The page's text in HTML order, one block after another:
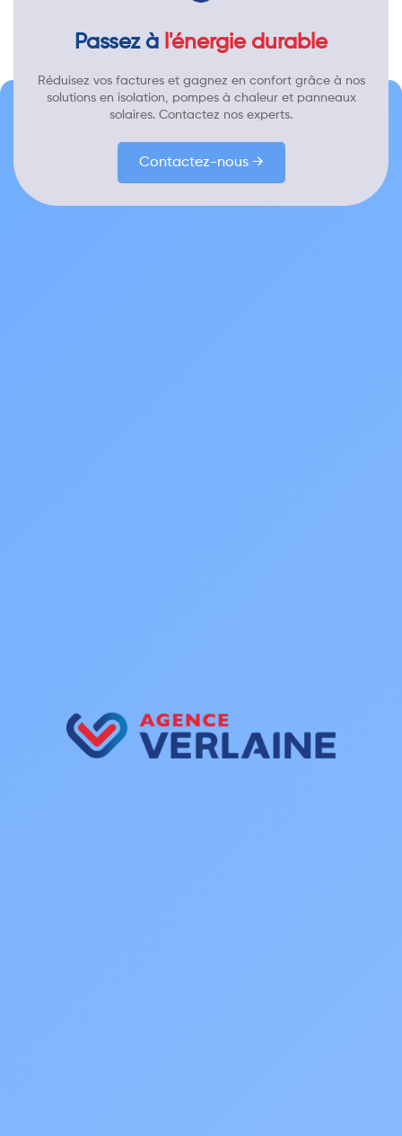
Passez à l'énergie durable
Réduisez vos factures et gagnez en confort grâce à nos
solutions en isolation, pompes à chaleur et panneaux
solaires. Contactez nos experts.
Contactez-nous →